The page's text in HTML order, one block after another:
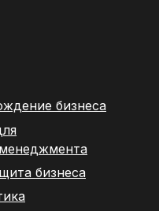
бизнеса
бизнеса